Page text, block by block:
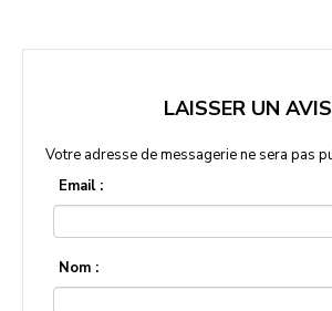
LAISSER UN AVIS
Votre adresse de messagerie ne sera pas
Email :
Nom :